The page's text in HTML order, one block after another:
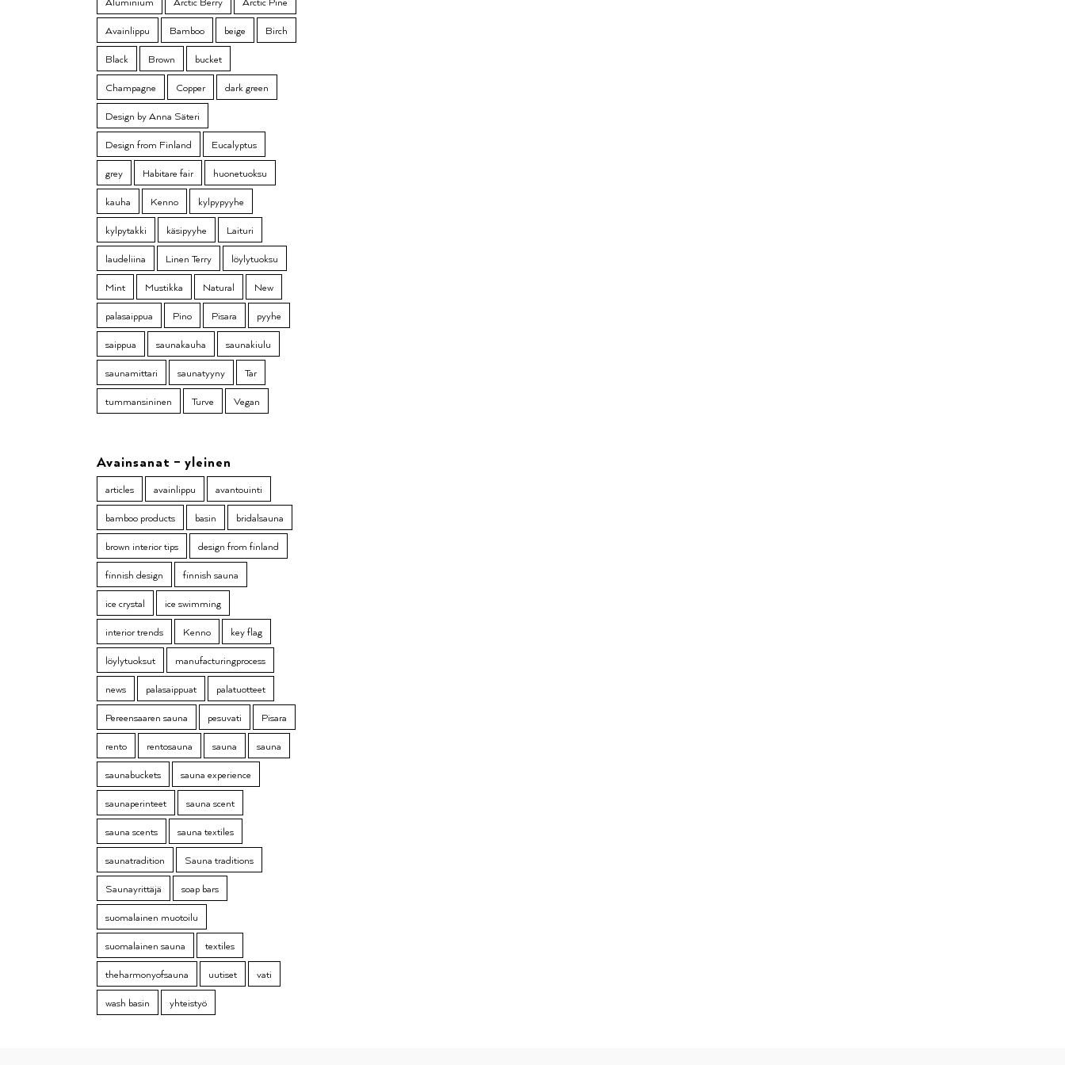
Avainlippu
Bamboo beige
Birch
Black
Brown
bucket
Champagne
Copper
dark green
Design by Anna Säteri
Design from Finland
Eucalyptus
grey
Habitare fair
huonetuoksu
kauha
Kenno
kylpypyyhe
kylpytakki
käsipyyhe
Laituri
laudeliina
Linen Terry
löylytuoksu
Mint
Mustikka Natural
New
palasaippua
Pino Pisara
pyyhe
saippua
saunakauha
saunakiulu
saunamittari
saunatyyny
Tar
tummansininen
Turve Vegan
Avainsanat – yleinen
articles avainlippu
avantouinti
bamboo products
basin
bridalsauna
brown interior tips
design from finland
finnish design
finnish sauna
ice crystal
ice swimming
interior trends
Kenno
key flag
löylytuoksut
manufacturingprocess
news
palasaippuat
palatuotteet
Pereensaaren sauna
pesuvati
Pisara
rento
rentosauna sauna
sauna
saunabuckets
sauna experience
saunaperinteet
sauna scent
sauna scents
sauna textiles
saunatradition
Sauna traditions
Saunayrittäjä
soap bars
suomalainen muotoilu
suomalainen sauna
textiles
theharmonyofsauna
uutiset
vati
wash basin
yhteistyö